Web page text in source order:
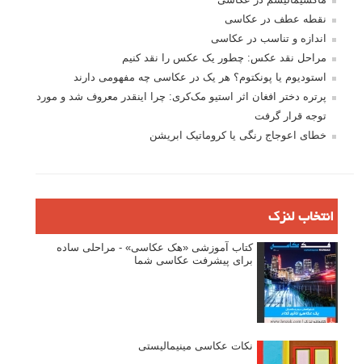
نقطه عطف در عکاسی
اندازه و تناسب در عکاسی
مراحل نقد عکس: چطور یک عکس را نقد کنیم
استودیوم یا پونکتوم؟ هر یک در عکاسی چه مفهومی دارند
پرتره دختر افغان اثر استیو مک‌کری: چرا اینقدر معروف شد و مورد
توجه قرار گرفت
خطای اعوجاج رنگی یا کروماتیک ابریشن
انتخاب لنزک
کتاب آموزشی «هک عکاسی» - مراحلی ساده
برای پیشرفت عکاسی شما
نکات عکاسی مینیمالیستی